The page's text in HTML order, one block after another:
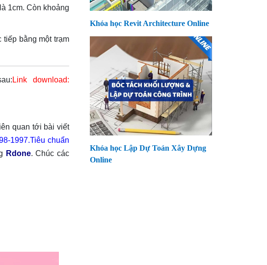
1cm. Còn khoảng
bằng một trạm
Link download:
quan tới bài viết
1997.Tiêu chuẩn
Rdone. Chúc các
Khóa học Revit Architecture Online
Khóa học Lập Dự Toán Xây Dựng
Online